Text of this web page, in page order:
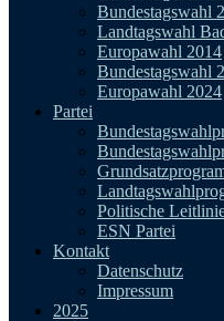
Bundestagswahl
Landtagswahl
Europawahl 2014
Bundestagswahl
Europawahl 2024
Partei
Politische
ESN Partei
Kontakt
Datenschutz
Impressum
2025